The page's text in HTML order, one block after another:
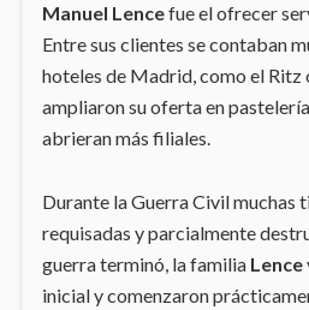
Manuel Lencefue el ofrecer
Entre sus clientes se contaban
hoteles de Madrid, como el Ritz
ampliaron su oferta en
abrieran más filiales.
Durante la Guerra Civil muchas
requisadas y parcialmente
guerra terminó, la familiaLence
inicial y comenzaron